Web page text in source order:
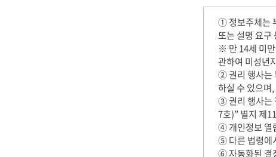
① 정보주체는
또는 설명 요구
※ 만 14세 미
관하여 미성년
② 권리 행사는
하실 수 있으며
③ 권리 행사는
7호)” 별지 제
④ 개인정보 열
⑤ 다른 법령에
⑥ 자동화된 결